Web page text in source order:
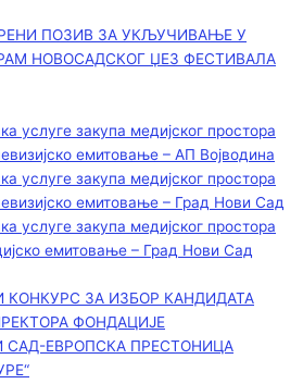
ПОЗИВ ЗА УКЉУЧИВАЊЕ У
НОВОСАДСКОГ ЏЕЗ ФЕСТИВАЛА
услуге закупа медијског простора
емитовање – АП Војводинa
услуге закупа медијског простора
емитовање – Град Нови Сад
услуге закупа медијског простора
емитовање – Град Нови Сад
КОНКУРС ЗА ИЗБОР КАНДИДАТА
ФОНДАЦИЈЕ
САД-ЕВРОПСКА ПРЕСТОНИЦА